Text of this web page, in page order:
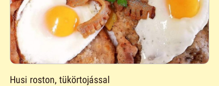
Husi roston, tükörtojással